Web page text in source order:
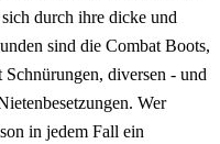
durch ihre dicke und
sind die Combat Boots,
diversen - und
Wer
in jedem Fall ein